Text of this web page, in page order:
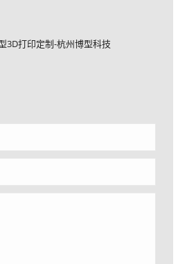
3D打印定制-杭州博型科技